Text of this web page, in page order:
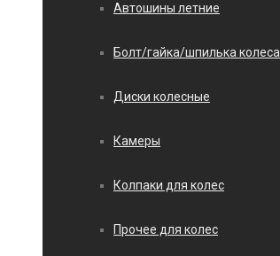
Автошины летние
Болт/гайка/шпилька колеса
Диски колесные
Камеры
Колпаки для колес
Прочее для колес